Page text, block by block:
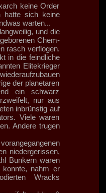
keine Order
hatte sich keine
warten...
und die
Chem-
rasch verflogen.
in die feindliche
Elitekrieger
der planetaren
ein schwarz
nur aus
inbrünstig auf
Viele waren
Andere trugen
niedergerissen,
Bunkern waren
konnte, nahm er
Wracks